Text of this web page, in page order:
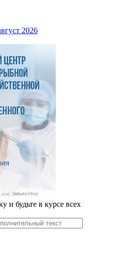
2026
и будьте в курсе всех